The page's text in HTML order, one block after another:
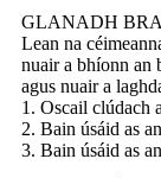
GLANADH
Lean na
nuair a bhíonn an
agus nuair a
1. Oscail clúdach
2. Bain úsáid as
3. Bain úsáid as